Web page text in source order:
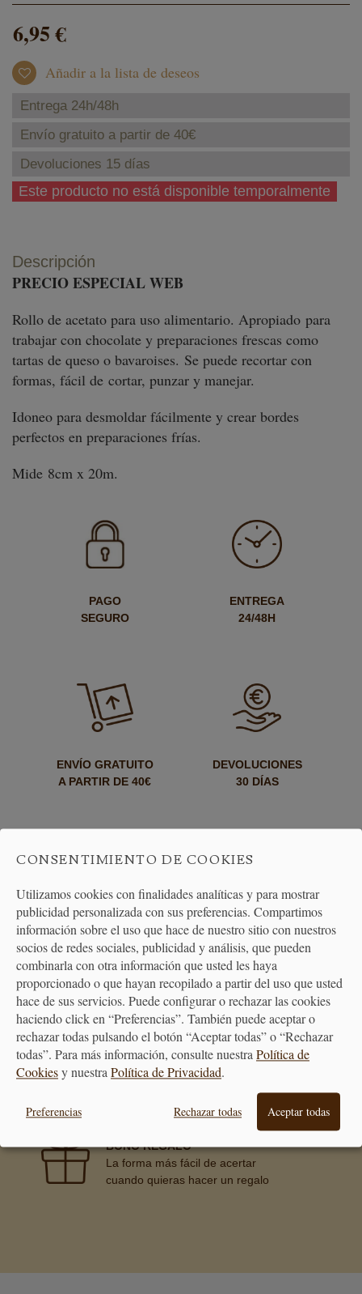
6,95 €
Añadir a la lista de deseos
Entrega 24h/48h
Envío gratuito a partir de 40€
Devoluciones 15 días
Este producto no está disponible temporalmente
Descripción
PRECIO ESPECIAL WEB
Rollo de acetato para uso alimentario. Apropiado para
trabajar con chocolate y preparaciones frescas como
tartas de queso o bavaroises. Se puede recortar con
formas, fácil de cortar, punzar y manejar.
Idoneo para desmoldar fácilmente y crear bordes
perfectos en preparaciones frías.
Mide 8cm x 20m.
PAGO
SEGURO
ENTREGA
24/48H
ENVÍO GRATUITO
A PARTIR DE 40€
DEVOLUCIONES
30 DÍAS
ATENCIÓN
AL CLIENTE
PREMIAMOS TUS COMPRAS
Consigue puntos en tus compras
que se transformarán en vales
BONO REGALO
La forma más fácil de acertar
cuando quieras hacer un regalo
CONSENTIMIENTO DE COOKIES
Utilizamos cookies con finalidades analíticas y para mostrar
publicidad personalizada con sus preferencias. Compartimos
información sobre el uso que hace de nuestro sitio con nuestros
socios de redes sociales, publicidad y análisis, que pueden
combinarla con otra información que usted les haya
proporcionado o que hayan recopilado a partir del uso que usted
hace de sus servicios. Puede configurar o rechazar las cookies
haciendo click en “Preferencias”. También puede aceptar o
rechazar todas pulsando el botón “Aceptar todas” o “Rechazar
todas”. Para más información, consulte nuestra Política de
Cookiesy nuestra Política de Privacidad.
Preferencias Rechazar todas Aceptar todas